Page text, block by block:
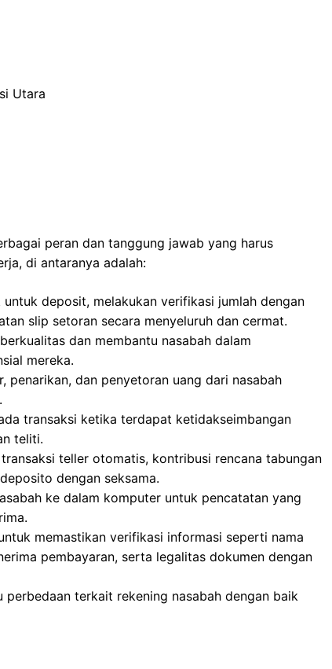
Utara
peran dan tanggung jawab yang harus
di antaranya adalah:
deposit, melakukan verifikasi jumlah dengan
slip setoran secara menyeluruh dan cermat.
dan membantu nasabah dalam
mereka.
penarikan, dan penyetoran uang dari nasabah
transaksi ketika terdapat ketidakseimbangan
teliti.
teller otomatis, kontribusi rencana tabungan
dengan seksama.
ke dalam komputer untuk pencatatan yang
memastikan verifikasi informasi seperti nama
pembayaran, serta legalitas dokumen dengan
perbedaan terkait rekening nasabah dengan baik